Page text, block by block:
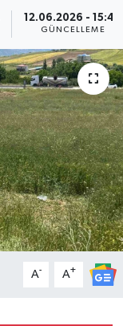
12.06.2026 - 15:40
GÜNCELLEME
A- A+